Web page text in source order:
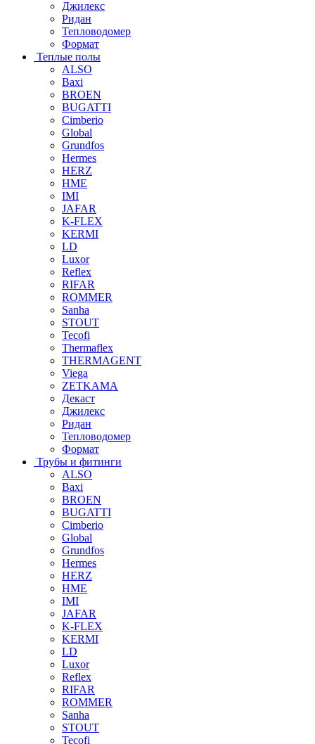
Джилекс
Ридан
Тепловодомер
Формат
Теплые полы
ALSO
Baxi
BROEN
BUGATTI
Cimberio
Global
Grundfos
Hermes
HERZ
HME
IMI
JAFAR
K-FLEX
KERMI
LD
Luxor
Reflex
RIFAR
ROMMER
Sanha
STOUT
Tecofi
Thermaflex
THERMAGENT
Viega
ZETKAMA
Декаст
Джилекс
Ридан
Тепловодомер
Формат
Трубы и фитинги
ALSO
Baxi
BROEN
BUGATTI
Cimberio
Global
Grundfos
Hermes
HERZ
HME
IMI
JAFAR
K-FLEX
KERMI
LD
Luxor
Reflex
RIFAR
ROMMER
Sanha
STOUT
Tecofi